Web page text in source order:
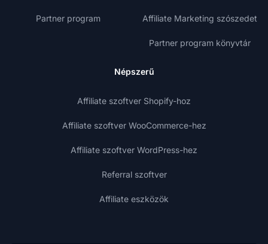
Partner program Affiliate Marketing szószedet
Partner program könyvtár
Népszerű
Affiliate szoftver Shopify-hoz
Affiliate szoftver WooCommerce-hez
Affiliate szoftver WordPress-hez
Referral szoftver
Affiliate eszközök